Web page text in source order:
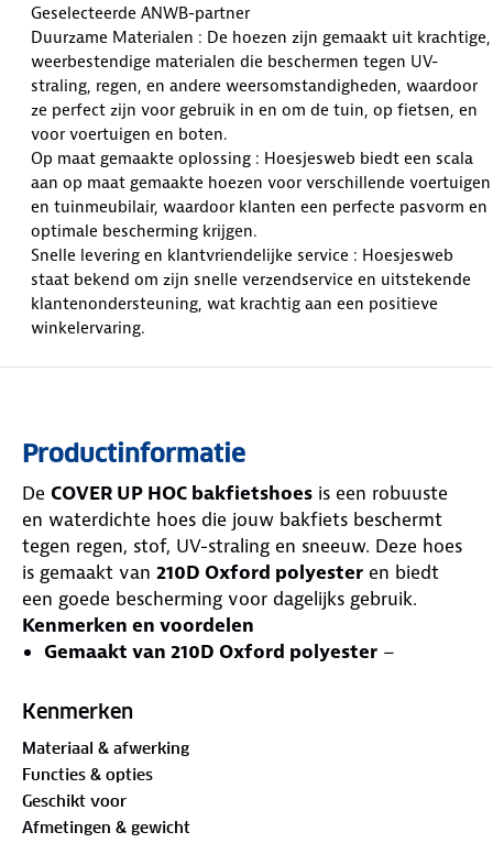
Geselecteerde ANWB-partner
Duurzame Materialen : De hoezen zijn gemaakt uit krachtige,
weerbestendige materialen die beschermen tegen UV-
straling, regen, en andere weersomstandigheden, waardoor
ze perfect zijn voor gebruik in en om de tuin, op fietsen, en
voor voertuigen en boten.
Op maat gemaakte oplossing : Hoesjesweb biedt een scala
aan op maat gemaakte hoezen voor verschillende voertuigen
en tuinmeubilair, waardoor klanten een perfecte pasvorm en
optimale bescherming krijgen.
Snelle levering en klantvriendelijke service : Hoesjesweb
staat bekend om zijn snelle verzendservice en uitstekende
klantenondersteuning, wat krachtig aan een positieve
winkelervaring.
Productinformatie
De COVER UP HOC bakfietshoes is een robuuste
en waterdichte hoes die jouw bakfiets beschermt
tegen regen, stof, UV-straling en sneeuw. Deze hoes
is gemaakt van 210D Oxford polyester en biedt
een goede bescherming voor dagelijks gebruik.
Kenmerken en voordelen
Gemaakt van 210D Oxford polyester –
Waterdicht tot 1500-2000 MM
Ademend materiaal
condensvorming en schimmel
UV-bescherming
oververhitting van de bakfiets
Kenmerken
Materiaal & afwerking
Functies & opties
Geschikt voor
Afmetingen & gewicht